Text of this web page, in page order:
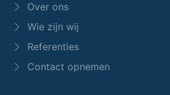
Over ons
Wie zijn wij
Referenties
Contact opnemen